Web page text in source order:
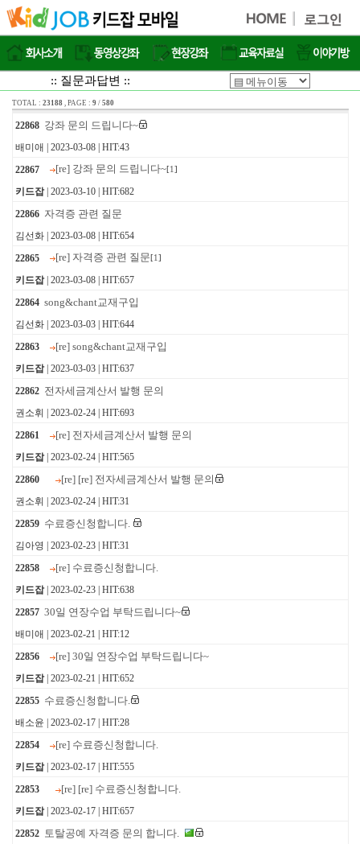
:: 질문과답변 ::
TOTAL : 23188 , PAGE : 9/ 580
22868 강좌 문의 드립니다~
배미애 | 2023-03-08 | HIT:43
22867
[re] 강좌 문의 드립니다~[1 ]
키드잡| 2023-03-10 | HIT:682
22866 자격증 관련 질문
김선화 | 2023-03-08 | HIT:654
22865
[re] 자격증 관련 질문[1 ]
키드잡| 2023-03-08 | HIT:657
22864 song&chant교재구입
김선화 | 2023-03-03 | HIT:644
22863
[re] song&chant교재구입
키드잡| 2023-03-03 | HIT:637
22862 전자세금계산서 발행 문의
권소휘 | 2023-02-24 | HIT:693
22861
[re] 전자세금계산서 발행 문의
키드잡| 2023-02-24 | HIT:565
22860
[re] [re] 전자세금계산서 발행 문의
권소휘 | 2023-02-24 | HIT:31
22859 수료증신청합니다.
김아영 | 2023-02-23 | HIT:31
22858
[re] 수료증신청합니다.
키드잡| 2023-02-23 | HIT:638
22857 30일 연장수업 부탁드립니다~
배미애 | 2023-02-21 | HIT:12
22856
[re] 30일 연장수업 부탁드립니다~
키드잡| 2023-02-21 | HIT:652
22855 수료증신청합니다.
배소윤 | 2023-02-17 | HIT:28
22854
[re] 수료증신청합니다.
키드잡| 2023-02-17 | HIT:555
22853
[re] [re] 수료증신청합니다.
키드잡| 2023-02-17 | HIT:657
22852 토탈공예 자격증 문의 합니다.